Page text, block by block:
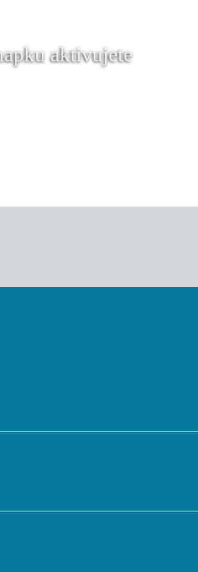
aktivujete